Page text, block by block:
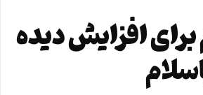
افزایش دیده